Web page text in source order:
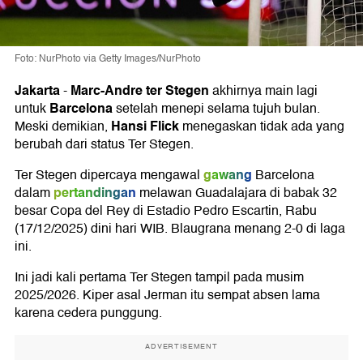
Foto: NurPhoto via Getty Images/NurPhoto
Jakarta-Marc-Andre ter Stegenakhirnya main lagi
untukBarcelonasetelah menepi selama tujuh bulan.
Meski demikian, Hansi Flickmenegaskan tidak ada yang
berubah dari status Ter Stegen.
Ter Stegen dipercaya mengawalgawang Barcelona
dalampertandingan melawan Guadalajara di babak 32
besar Copa del Rey di Estadio Pedro Escartin, Rabu
(17/12/2025) dini hari WIB. Blaugrana menang 2-0 di laga
ini.
Ini jadi kali pertama Ter Stegen tampil pada musim
2025/2026. Kiper asal Jerman itu sempat absen lama
karena cedera punggung.
ADVERTISEMENT